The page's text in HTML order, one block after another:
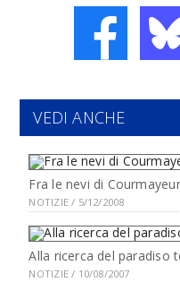
VEDI ANCHE
Fra le nevi di Courmayeur
NOTIZIE / 5/12/2008
Alla ricerca del paradiso
NOTIZIE / 10/08/2007